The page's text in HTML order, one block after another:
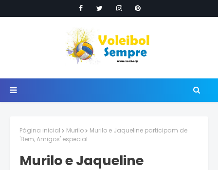
Página inicial Murilo
Murilo e Jaqueline participam de
'Bem, Amigos' especial
Murilo e Jaqueline